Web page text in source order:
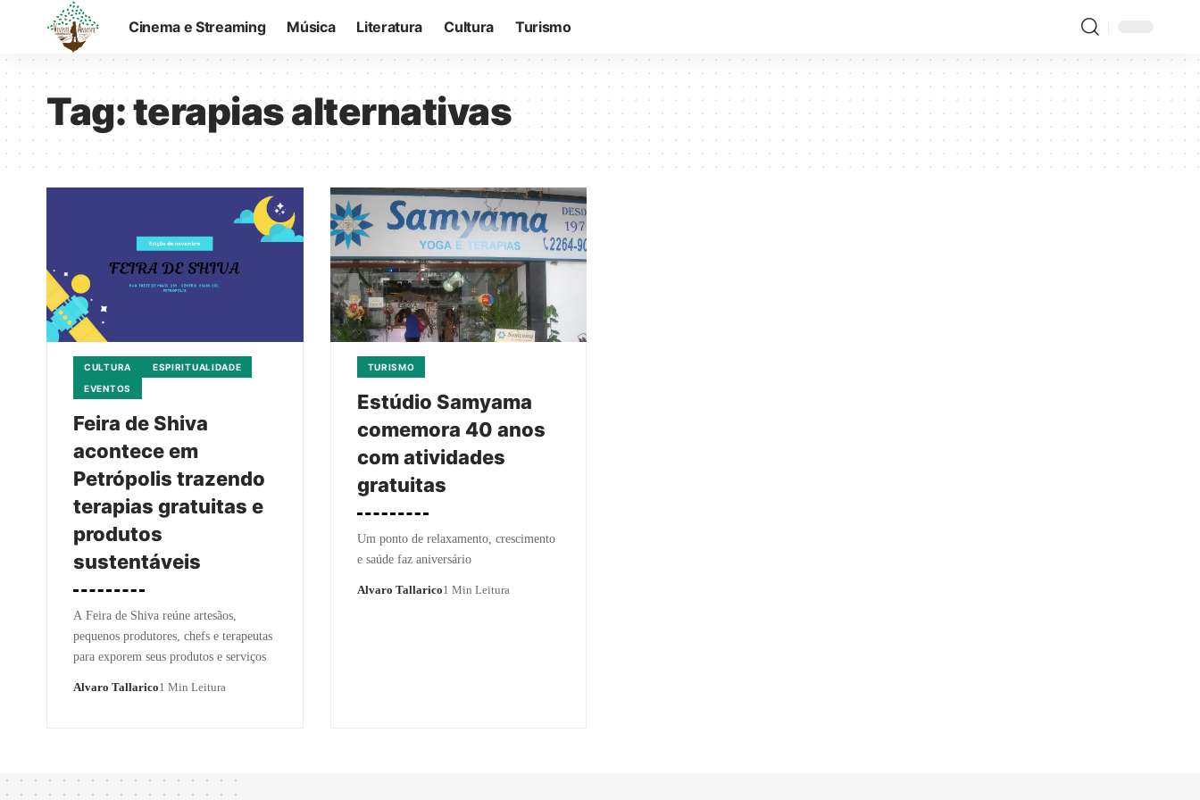
Cinema e Streaming Música Literatura Cultura Turismo
Tag:terapias alternativas
CULTURA
ESPIRITUALIDADE
EVENTOS
Feira de Shiva
acontece em
Petrópolis trazendo
terapias gratuitas e
produtos
sustentáveis
A Feira de Shiva reúne artesãos,
pequenos produtores, chefs e terapeutas
para exporem seus produtos e serviços
Alvaro Tallarico1 Min Leitura
TURISMO
Estúdio Samyama
comemora 40 anos
com atividades
gratuitas
Um ponto de relaxamento, crescimento
e saúde faz aniversário
Alvaro Tallarico1 Min Leitura